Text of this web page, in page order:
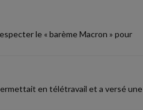
le « barème Macron » pour
en télétravail et a versé une